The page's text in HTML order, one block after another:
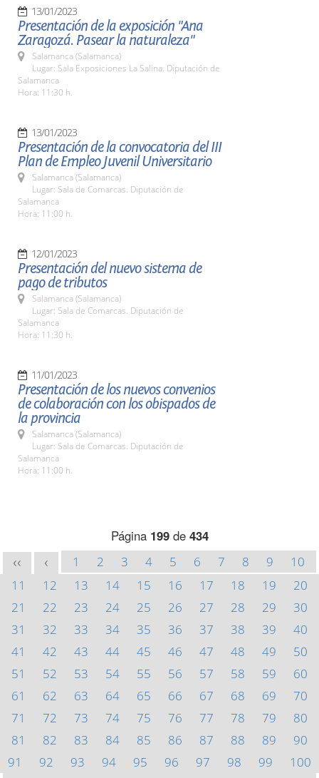
13/01/2023
Presentación de la exposición "Ana
Zaragozá. Pasear la naturaleza"
Salamanca (Salamanca)
Lugar: Sala Exposiciones La Salina. Diputación de
Salamanca
Hora: 11:30 h.
13/01/2023
Presentación de la convocatoria del III
Plan de Empleo Juvenil Universitario
Salamanca (Salamanca)
Lugar: Sala de Comarcas. Diputación de
Salamanca
Hora: 11:00 h.
12/01/2023
Presentación del nuevo sistema de
pago de tributos
Salamanca (Salamanca)
Lugar: Sala de Comarcas. Diputación de
Salamanca
Hora: 11:30 h.
11/01/2023
Presentación de los nuevos convenios
de colaboración con los obispados de
la provincia
Salamanca (Salamanca)
Lugar: Sala de Comarcas. Diputación de
Salamanca
Hora: 11:00 h.
Página 199de 434
<< < 1 2 3 4 5 6 7 8 9
10
11
12 13 14 15 16 17 18 19
20
21
22 23 24 25 26 27 28 29
30
31
32 33 34 35 36 37 38 39
40
41
42 43 44 45 46 47 48 49
50
51
52 53 54 55 56 57 58 59
60
61
62 63 64 65 66 67 68 69
70
71
72 73 74 75 76 77 78 79
80
81
82 83 84 85 86 87 88 89
90
91
92 93 94 95 96 97 98 99
100